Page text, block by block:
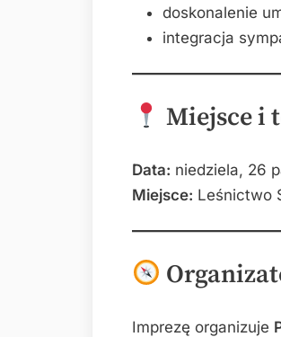
doskonalenie
integracja
Miejsce i
Data: niedziela, 26
Miejsce: Leśnictwo
Imprezę organizuje